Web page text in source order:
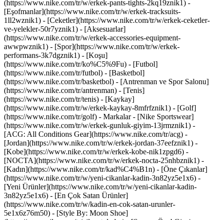
(https://www.nike.com/tr/w/erkek-pants-tights-2kq19znik1) -
[Eşofmanlar](https://www.nike.com/tr/w/erkek-tracksuits-
1ll2wznik1) - [Ceketler](https://www.nike.com/tr/w/erkek-ceketler-
ve-yelekler-50r7yznik1) - [Aksesuarlar]
(https://www.nike.com/tr/w/erkek-accessories-equipment-
awwpwznik1) - [Spor](https://www.nike.com/tr/w/erkek-
performans-3k7dgznik1) - [Koşu]
(https://www.nike.com/tr/ko%C5%9Fu) - [Futbol]
(https://www.nike.com/tr/futbol) - [Basketbol]
(https://www.nike.com/tr/basketbol) - [Antrenman ve Spor Salonu]
(https://www.nike.com/tr/antrenman) - [Tenis]
(https://www.nike.com/tr/tenis) - [Kaykay]
(https://www.nike.com/tr/w/erkek-kaykay-8mfrfznik1) - [Golf]
(https://www.nike.com/tr/golf) - Markalar - [Nike Sportswear]
(https://www.nike.com/tr/w/erkek-gunluk-giyim-13jrmznik1) -
[ACG: All Conditions Gear](https://www.nike.com/tr/acg) -
[Jordan](https://www.nike.com/tr/w/erkek-jordan-37eefznik1) -
[Kobe](https://www.nike.com/tr/w/erkek-kobe-nik1zpgd6) -
[NOCTA](https://www.nike.com/tr/w/erkek-nocta-25nhbznik1) -
[Kadın](https://www.nike.com/tr/kad%C4%B1n) - [Öne Çıkanlar]
(https://www.nike.com/tr/w/yeni-cikanlar-kadin-3n82yz5e1x6) -
[Yeni Ürünler](https://www.nike.com/tr/w/yeni-cikanlar-kadin-
3n82yz5e1x6) - [En Çok Satan Ürünler]
(https://www.nike.com/tr/w/kadin-en-cok-satan-urunler-
5e1x6z76m50) - [Style By: Moon Shoe]